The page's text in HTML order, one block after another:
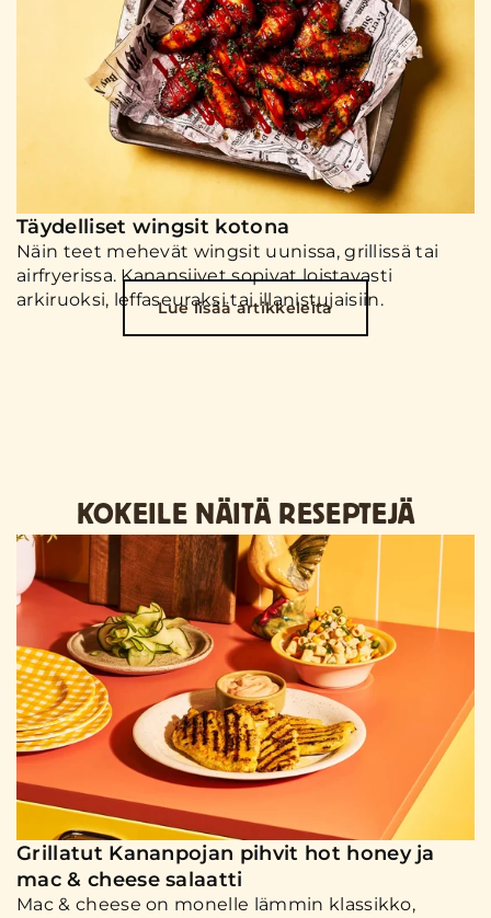
Täydelliset wingsit kotona
Näin teet mehevät wingsit uunissa, grillissä tai
airfryerissa. Kanansiivet sopivat loistavasti
arkiruoksi, leffaseuraksi tai illanistujaisiin.
Lue lisää artikkeleita
KOKEILE NÄITÄ RESEPTEJÄ
Grillatut Kananpojan pihvit hot honey ja
mac & cheese salaatti
Mac & cheese on monelle lämmin klassikko,